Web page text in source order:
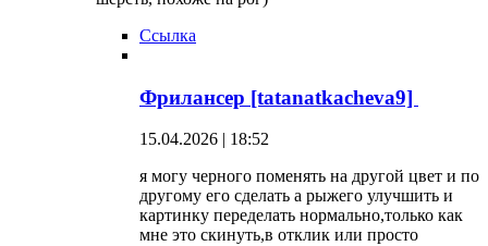
Ссылка
Фрилансер [tatanatkacheva9]
15.04.2026 | 18:52
я могу черного поменять на другой цвет и по
другому его сделать а рыжего улучшить и
картинку переделать нормально,только как
мне это скинуть,в отклик или просто